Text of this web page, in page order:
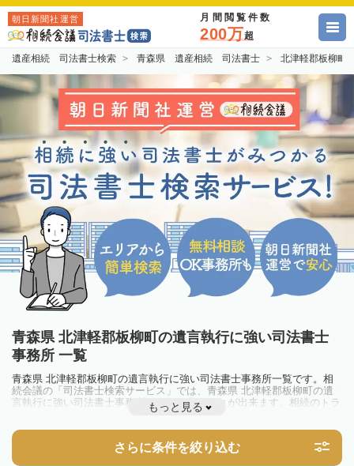
朝日新聞社運営 月間閲覧件数
200万超
遺産相続 司法書士検索 青森県 遺産相続 司法書士 北津軽郡板柳
青森県 北津軽郡板柳町の遺言執行に強い司法書士
事務所 一覧
青森県 北津軽郡板柳町の遺言執行に強い司法書士事務所一覧です。相
続会議の「司法書士検索サービス」では、青森県 北津軽郡板柳町の遺
言執行に強い司法書士事務所を一覧で見ることが出来ます。相続のトラ
ブルやお悩みを抱えている方は一度近隣の司法書士に相談してみましょ
もっと見る
さらに条件を絞り込む